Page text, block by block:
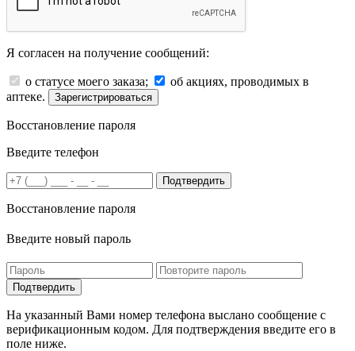
Я согласен на получение сообщений:
о статусе моего заказа;
об акциях, проводимых в
аптеке.
Зарегистрироваться
Восстановление пароля
Введите телефон
Подтвердить
Восстановление пароля
Введите новый пароль
На указанный Вами номер телефона выслано сообщение с
верификационным кодом. Для подтверждения введите его в
поле ниже.